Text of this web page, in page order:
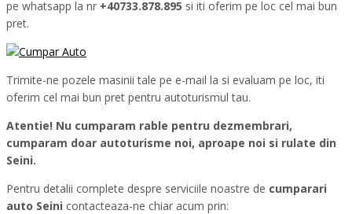
pe whatsapp la nr +40733.878.895 si iti oferim pe loc cel mai bun
pret.
Trimite-ne pozele masinii tale pe e-mail la si evaluam pe loc, iti
oferim cel mai bun pret pentru autoturismul tau.
Atentie! Nu cumparam rable pentru dezmembrari,
cumparam doar autoturisme noi, aproape noi si rulate din
Seini.
Pentru detalii complete despre serviciile noastre de cumparari
auto Seini contacteaza-ne chiar acum prin: